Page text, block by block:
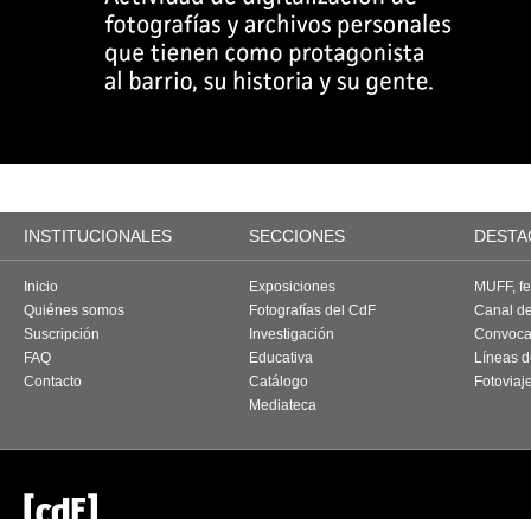
INSTITUCIONALES SECCIONES
Inicio
Quiénes somos
Suscripción
FAQ
Contacto
Exposiciones
Fotografías del CdF
Investigación
Educativa
Catálogo
Mediateca
MUFF,
Canal
Líneas